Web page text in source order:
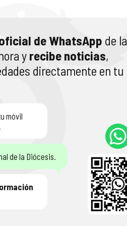
de WhatsApp de la
y recibe noticias,
directamente en tu
móvil
de la Diócesis.